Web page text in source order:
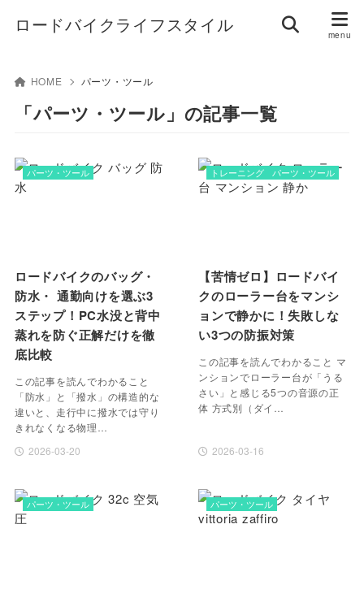
ロードバイクライフスタイル
HOME パーツ・ツール
「パーツ・ツール」の記事一覧
ロードバイクのバッグ・
防水・ 通勤向けを選ぶ3
ステップ！PC水没と背中
蒸れを防ぐ正解だけを徹
底比較
この記事を読んでわかること
「防水」と「撥水」の構造的な
違いと、走行中に撥水では守り
きれなくなる物理…
2026-03-20
パーツ・ツール
【苦情ゼロ】ロードバイ
クのローラー台をマンシ
ョンで静かに！失敗しな
い3つの防振対策
この記事を読んでわかること マ
ンションでローラー台が「うる
さい」と感じる5つの音源の正
体 方式別（ダイ…
2026-03-16
トレーニング パーツ・ツール
パーツ・ツール パーツ・ツール